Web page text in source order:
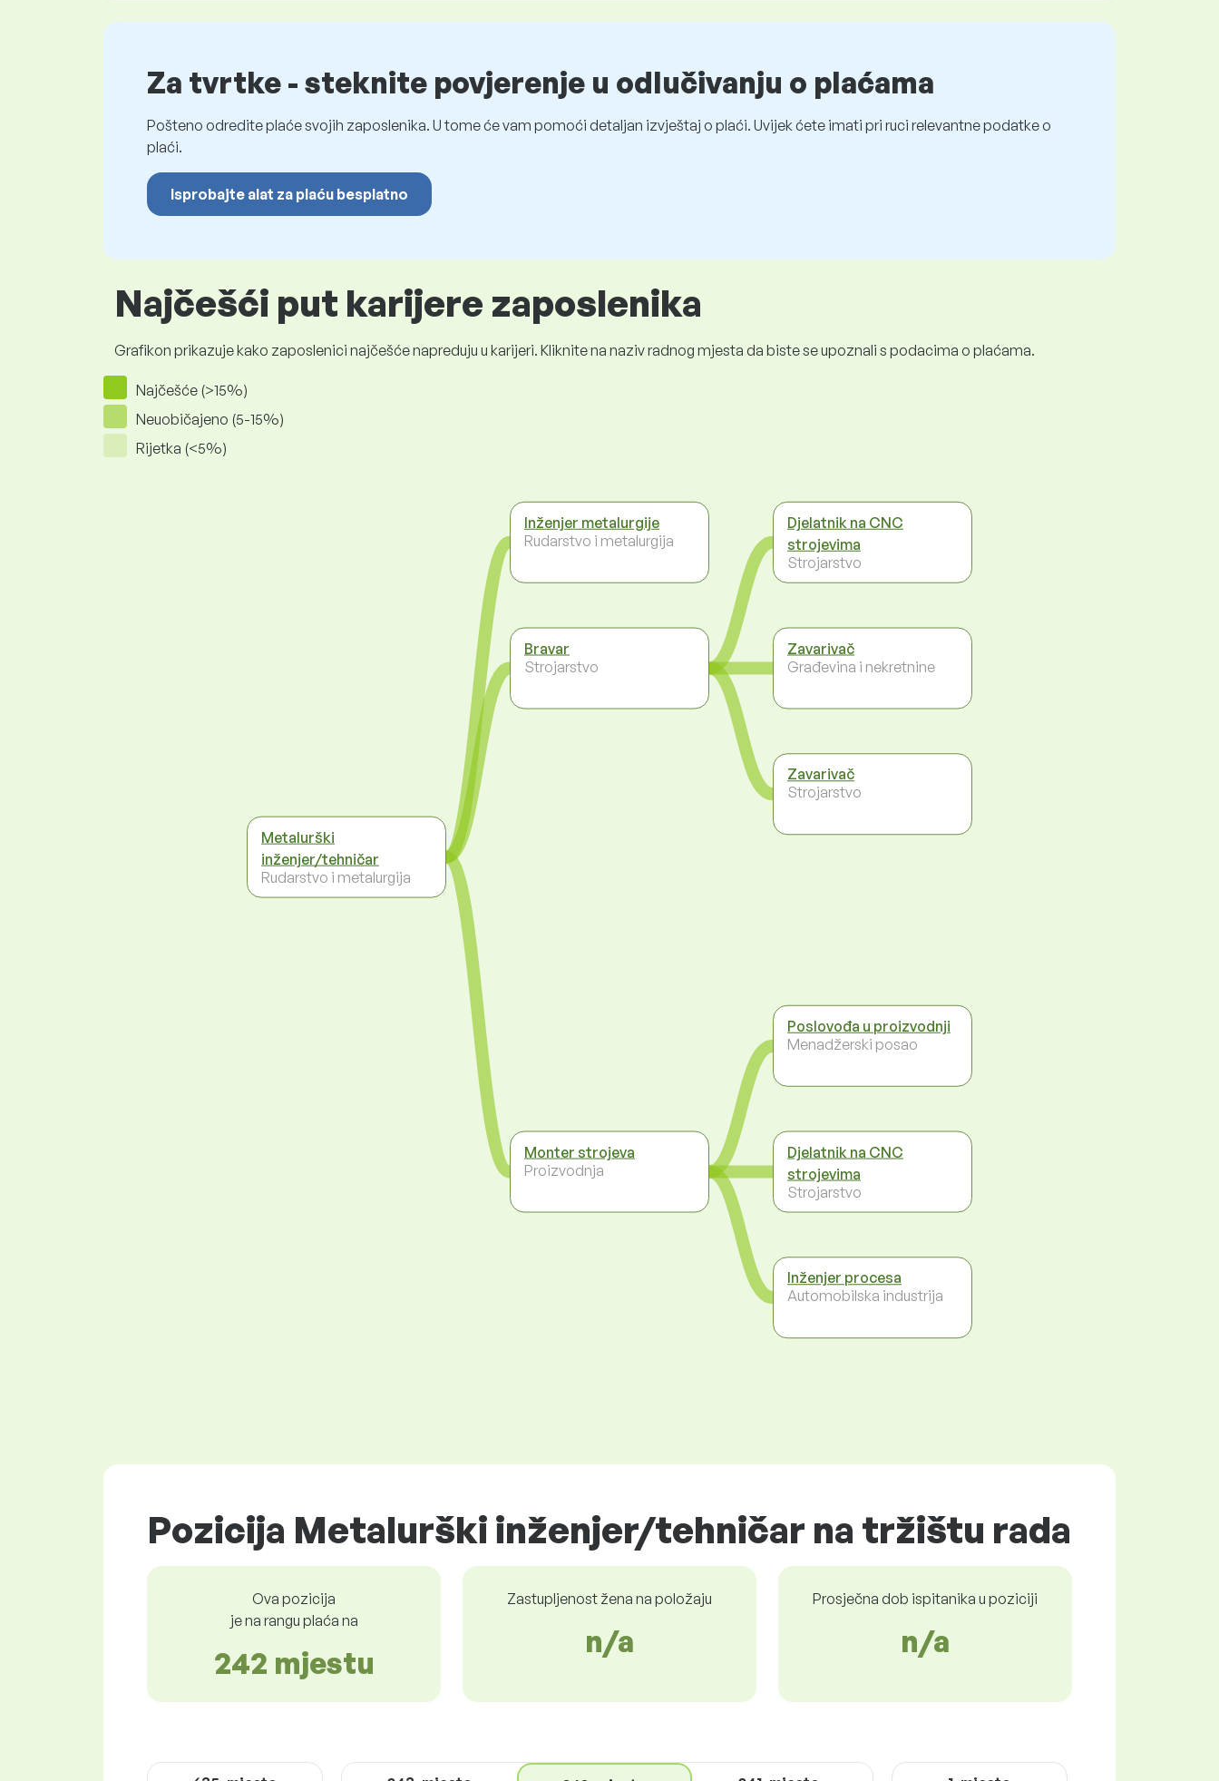
Za tvrtke - steknite povjerenje u odlučivanju o plaćama
Pošteno odredite plaće svojih zaposlenika. U tome će vam pomoći detaljan izvještaj o plaći. Uvijek ćete imati pri ruci relevantne podatke o
plaći.
Isprobajte alat za plaću besplatno
Najčešći put karijere zaposlenika
Grafikon prikazuje kako zaposlenici najčešće napreduju u karijeri. Kliknite na naziv radnog mjesta da biste se upoznali s podacima o plaćama.
Najčešće (>15%)
Neuobičajeno (5-15%)
Rijetka (<5%)
Metalurški
inženjer/tehničar
Rudarstvo i metalurgija
Inženjer metalurgije
Rudarstvo i metalurgija
Bravar
Strojarstvo
Monter strojeva
Proizvodnja
Djelatnik na CNC
strojevima
Strojarstvo
Zavarivač
Građevina i nekretnine
Zavarivač
Strojarstvo
Poslovođa u proizvodnji
Menadžerski posao
Djelatnik na CNC
strojevima
Strojarstvo
Inženjer procesa
Automobilska industrija
Pozicija Metalurški inženjer/tehničar na tržištu rada
Ova pozicija
je na rangu plaća na
242 mjestu
Zastupljenost žena na položaju
n/a
Prosječna dob ispitanika u poziciji
n/a